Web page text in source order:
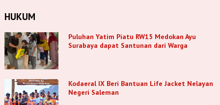
HUKUM
Puluhan Yatim Piatu RW15 Medokan Ayu
Surabaya dapat Santunan dari Warga
Kodaeral IX Beri Bantuan Life Jacket Nelayan
Negeri Saleman